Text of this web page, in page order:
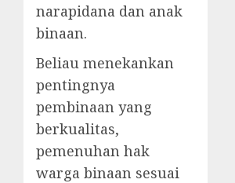
narapidana dan anak
binaan.
Beliau menekankan
pentingnya
pembinaan yang
berkualitas,
pemenuhan hak
warga binaan sesuai